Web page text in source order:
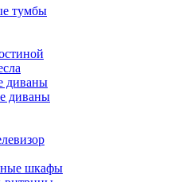
тумбы
диваны
диваны
шкафы